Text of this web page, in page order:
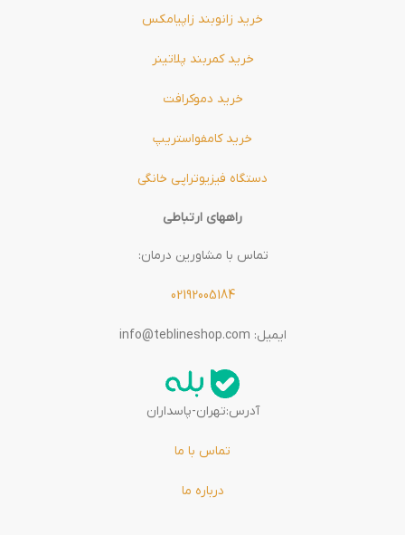
خرید زانوبند زاپیامکس
خرید کمربند پلاتینر
خرید دموکرافت
خرید کامفواستریپ
دستگاه فیزیوتراپی خانگی
راههای ارتباطی
تماس با مشاورین درمان:
02192005184
ایمیل: info@teblineshop.com
آدرس:تهران-پاسداران
تماس با ما
درباره ما